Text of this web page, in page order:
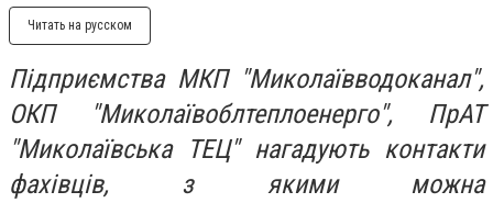
Читать на русском
Підприємства МКП "Миколаївводоканал",
ОКП "Миколаївоблтеплоенерго", ПрАТ
"Миколаївська ТЕЦ" нагадують контакти
фахівців, з якими можна